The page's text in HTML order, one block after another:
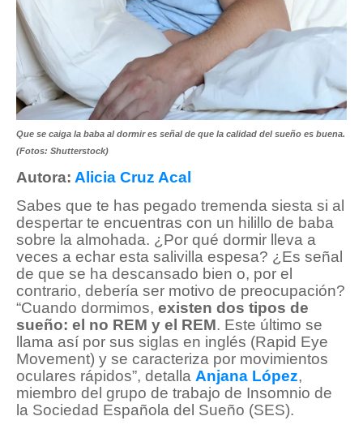
Que se caiga la baba al dormir es señal de que la calidad del sueño es buena.
(Fotos: Shutterstock)
Autora: Alicia Cruz Acal
Sabes que te has pegado tremenda siesta si al
despertar te encuentras con un hilillo de baba
sobre la almohada. ¿Por qué dormir lleva a
veces a echar esta salivilla espesa? ¿Es señal
de que se ha descansado bien o, por el
contrario, debería ser motivo de preocupación?
“Cuando dormimos, existen dos tipos de
sueño: el no REM y el REM. Este último se
llama así por sus siglas en inglés (Rapid Eye
Movement) y se caracteriza por movimientos
oculares rápidos”, detalla Anjana López,
miembro del grupo de trabajo de Insomnio de
la Sociedad Española del Sueño (SES).